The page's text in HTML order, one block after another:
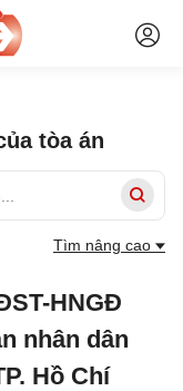
tòa án
Tìm nâng cao
HNGĐ
nhân dân
Hồ Chí